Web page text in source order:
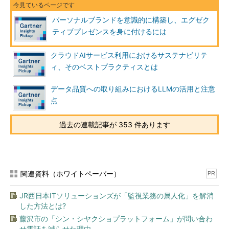
パーソナルブランドを意識的に構築し、エグゼク
ティブプレゼンスを身に付けるには
クラウドAIサービス利用におけるサステナビリテ
ィ、そのベストプラクティスとは
データ品質への取り組みにおけるLLMの活用と注意
点
過去の連載記事が 353 件あります
関連資料（ホワイトペーパー） PR
JR西日本ITソリューションズが「監視業務の属人化」を解消
した方法とは?
藤沢市の「シン・シヤクショプラットフォーム」が問い合わ